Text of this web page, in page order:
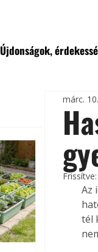
Újdonságok,
márc. 10.
Az
tél